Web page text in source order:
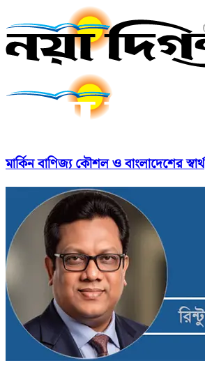
মার্কিন বাণিজ্য কৌশল ও বাংলাদেশের স্বার্থ